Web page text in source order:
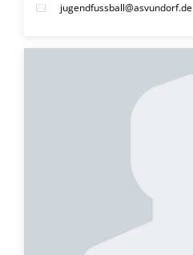
jugendfussball@asvundorf.de